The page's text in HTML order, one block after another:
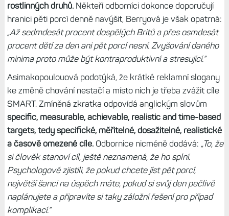
rostlinných druhů.Někteří odborníci dokonce doporučují
hranici pěti porcí denně navýšit, Berryová je však opatrná:
„Až sedmdesát procent dospělých Britů a přes osmdesát
procent dětí za den ani pět porcí nesní. Zvyšování daného
minima proto může být kontraproduktivní a stresující.“
Asimakopoulouová podotýká, že krátké reklamní slogany
ke změně chování nestačí a místo nich je třeba zvážit cíle
SMART. Zmíněná zkratka odpovídá anglickým slovům
specific, measurable, achievable, realistic and time-based
targets, tedy specifické, měřitelné, dosažitelné, realistické
a časově omezené cíle.Odbornice nicméně dodává: „To, že
si člověk stanoví cíl, ještě neznamená, že ho splní.
Psychologové zjistili, že pokud chcete jíst pět porcí,
největší šanci na úspěch máte, pokud si svůj den pečlivě
naplánujete a připravíte si taky záložní řešení pro případ
komplikací.“